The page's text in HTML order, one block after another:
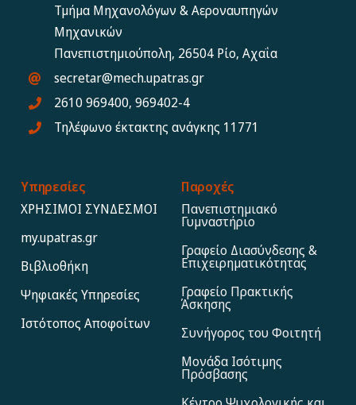
Τμήμα Μηχανολόγων & Αεροναυπηγών
Μηχανικών
Πανεπιστημιούπολη, 26504 Ρίο, Αχαΐα
secretar@mech.upatras.gr
2610 969400, 969402-4
Τηλέφωνο έκτακτης ανάγκης 11771
Υπηρεσίες
ΧΡΗΣΙΜΟΙ ΣΥΝΔΕΣΜΟΙ
my.upatras.gr
Βιβλιοθήκη
Ψηφιακές Υπηρεσίες
Ιστότοπος Αποφoίτων
Παροχές
Πανεπιστημιακό
Γυμναστήριο
Γραφείο Διασύνδεσης &
Επιχειρηματικότητας
Γραφείο Πρακτικής
Άσκησης
Συνήγορος του Φοιτητή
Μονάδα Ισότιμης
Πρόσβασης